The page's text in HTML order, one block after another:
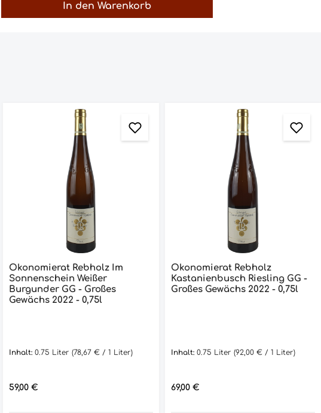
In den Warenkorb
Ökonomierat Rebholz Im
Sonnenschein Weißer
Burgunder GG - Großes
Gewächs 2022 - 0,75l
Inhalt:0.75 Liter(78,67 € / 1 Liter)
Regulärer Preis:
59,00 €
Ökonomierat Rebholz
Kastanienbusch Riesling GG -
Großes Gewächs 2022 - 0,75l
Inhalt:0.75 Liter(92,00 € / 1 Liter)
Regulärer Preis:
69,00 €